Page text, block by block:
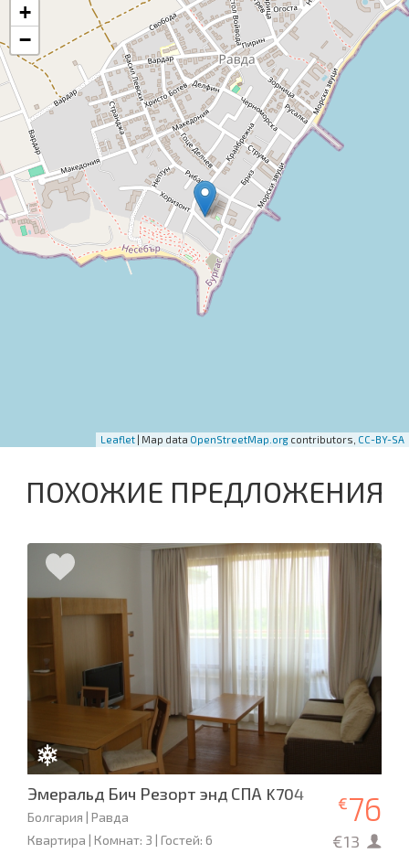
+
−
Leaflet | Map data OpenStreetMap.org contributors, CC-BY-SA
ПОХОЖИЕ ПРЕДЛОЖЕНИЯ
Эмеральд Бич Резорт энд СПА K704
Болгария | Равда
Квартира | Комнат: 3 | Гостей: 6
€76
€13